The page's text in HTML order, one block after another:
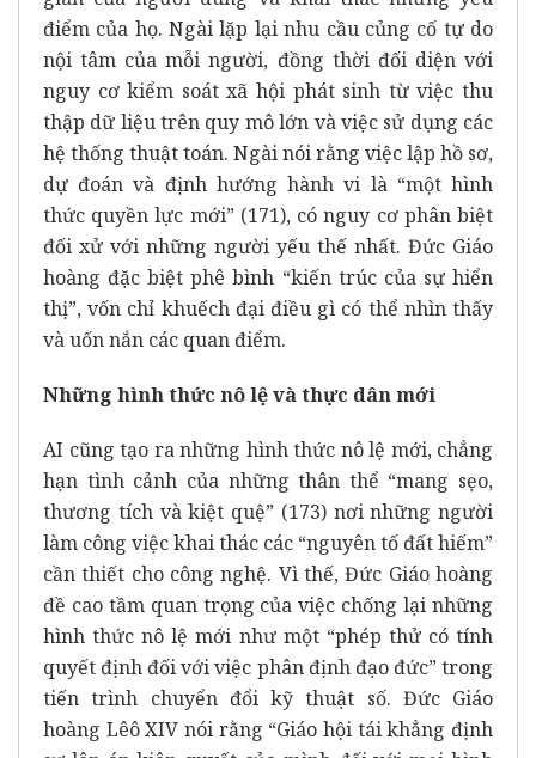
điểm của họ. Ngài lặp lại nhu cầu củng cố tự do
nội tâm của mỗi người, đồng thời đối diện với
nguy cơ kiểm soát xã hội phát sinh từ việc thu
thập dữ liệu trên quy mô lớn và việc sử dụng các
hệ thống thuật toán. Ngài nói rằng việc lập hồ sơ,
dự đoán và định hướng hành vi là “một hình
thức quyền lực mới” (171), có nguy cơ phân biệt
đối xử với những người yếu thế nhất. Đức Giáo
hoàng đặc biệt phê bình “kiến trúc của sự hiển
thị”, vốn chỉ khuếch đại điều gì có thể nhìn thấy
và uốn nắn các quan điểm.
Những hình thức nô lệ và thực dân mới
AI cũng tạo ra những hình thức nô lệ mới, chẳng
hạn tình cảnh của những thân thể “mang sẹo,
thương tích và kiệt quệ” (173) nơi những người
làm công việc khai thác các “nguyên tố đất hiếm”
cần thiết cho công nghệ. Vì thế, Đức Giáo hoàng
đề cao tầm quan trọng của việc chống lại những
hình thức nô lệ mới như một “phép thử có tính
quyết định đối với việc phân định đạo đức” trong
tiến trình chuyển đổi kỹ thuật số. Đức Giáo
hoàng Lêô XIV nói rằng “Giáo hội tái khẳng định